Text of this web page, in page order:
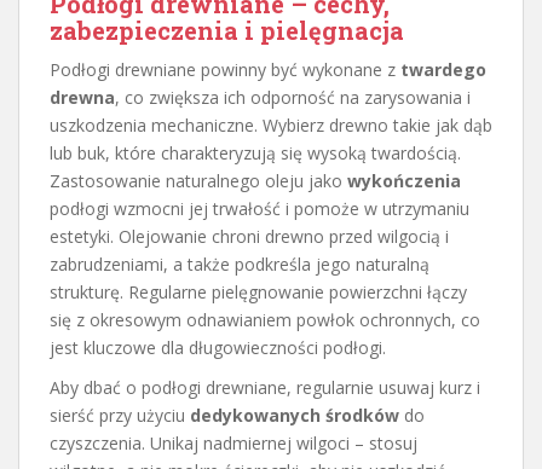
zabezpieczenia i pielęgnacja
Podłogi drewniane powinny być wykonane z twardego
drewna, co zwiększa ich odporność na zarysowania i
uszkodzenia mechaniczne. Wybierz drewno takie jak dąb
lub buk, które charakteryzują się wysoką twardością.
Zastosowanie naturalnego oleju jako wykończenia
podłogi wzmocni jej trwałość i pomoże w utrzymaniu
estetyki. Olejowanie chroni drewno przed wilgocią i
zabrudzeniami, a także podkreśla jego naturalną
strukturę. Regularne pielęgnowanie powierzchni łączy
się z okresowym odnawianiem powłok ochronnych, co
jest kluczowe dla długowieczności podłogi.
Aby dbać o podłogi drewniane, regularnie usuwaj kurz i
sierść przy użyciu dedykowanych środków do
czyszczenia. Unikaj nadmiernej wilgoci – stosuj